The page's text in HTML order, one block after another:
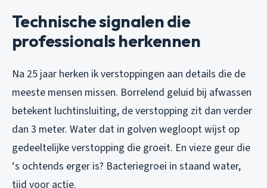
Technische signalen die
professionals herkennen
Na 25 jaar herken ik verstoppingen aan details die de
meeste mensen missen. Borrelend geluid bij afwassen
betekent luchtinsluiting, de verstopping zit dan verder
dan 3 meter. Water dat in golven wegloopt wijst op
gedeeltelijke verstopping die groeit. En vieze geur die
‘s ochtends erger is? Bacteriegroei in staand water,
tijd voor actie.